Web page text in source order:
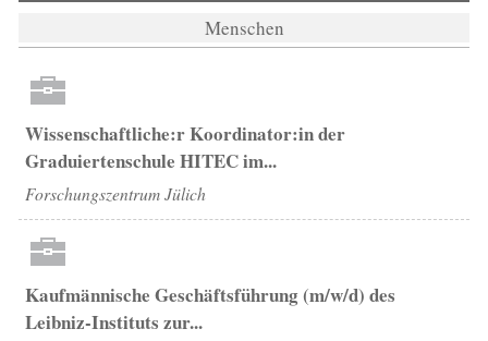
Menschen
Wissenschaftliche:r Koordinator:in der
Graduiertenschule HITEC im...
Forschungszentrum Jülich
Kaufmännische Geschäftsführung (m/w/d) des
Leibniz-Instituts zur...